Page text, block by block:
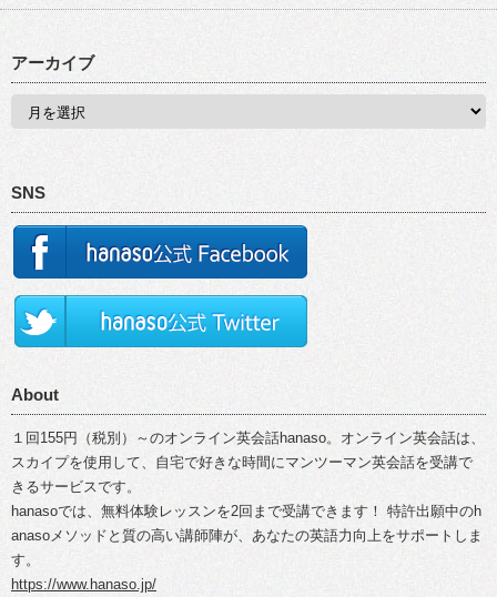
アーカイブ
SNS
About
１回155円（税別）～のオンライン英会話hanaso。オンライン英会話は、
スカイプを使用して、自宅で好きな時間にマンツーマン英会話を受講で
きるサービスです。
hanasoでは、無料体験レッスンを2回まで受講できます！ 特許出願中のh
anasoメソッドと質の高い講師陣が、あなたの英語力向上をサポートしま
す。
https://www.hanaso.jp/